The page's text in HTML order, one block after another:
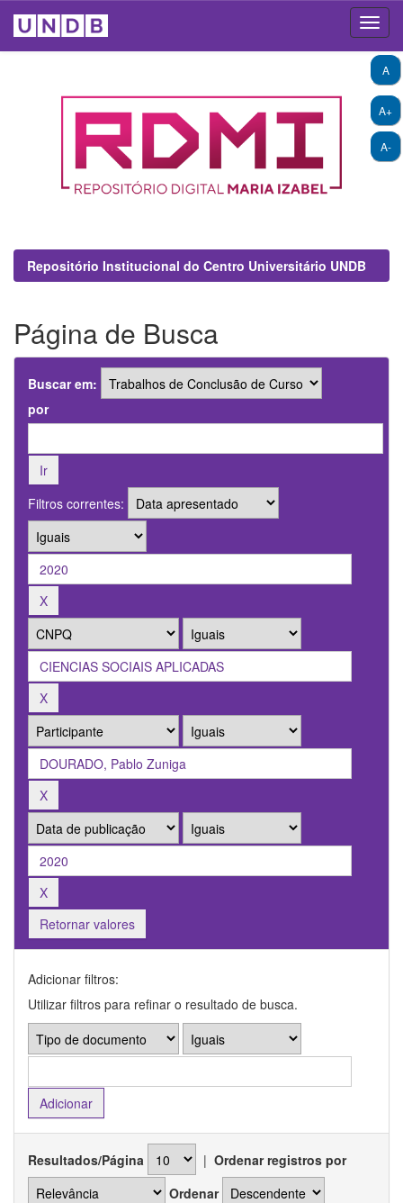
A+
A-
A
Repositório Institucional do Centro Universitário UNDB
Página de Busca
Buscar em:
por
Filtros correntes:
Retornar valores
Adicionar filtros:
Utilizar filtros para refinar o resultado de busca.
Resultados/Página | Ordenar registros por
Ordenar